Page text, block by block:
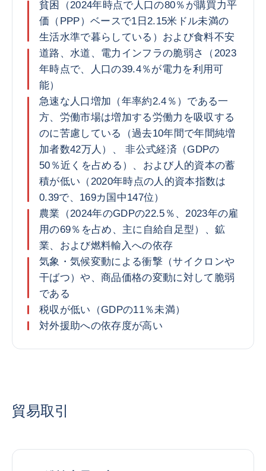
貧困（2024年時点で人口の80％が購買力平
価（PPP）ベースで1日2.15米ドル未満の
生活水準で暮らしている）および食料不安
道路、水道、電力インフラの脆弱さ（2023
年時点で、人口の39.4％が電力を利用可
能）
急速な人口増加（年率約2.4％）である一
方、労働市場は増加する労働力を吸収する
のに苦慮している（過去10年間で年間純増
加者数42万人）、 非公式経済（GDPの
50％近くを占める）、および人的資本の蓄
積が低い（2020年時点の人的資本指数は
0.39で、169カ国中147位）
農業（2024年のGDPの22.5％、2023年の雇
用の69％を占め、主に自給自足型）、鉱
業、および燃料輸入への依存
気象・気候変動による衝撃（サイクロンや
干ばつ）や、商品価格の変動に対して脆弱
である
税収が低い（GDPの11％未満）
対外援助への依存度が高い
貿易取引